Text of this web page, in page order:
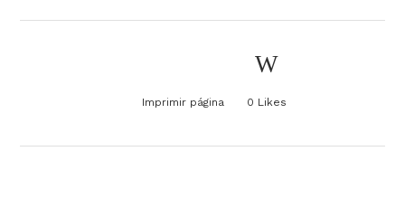
Imprimir página 0 Likes